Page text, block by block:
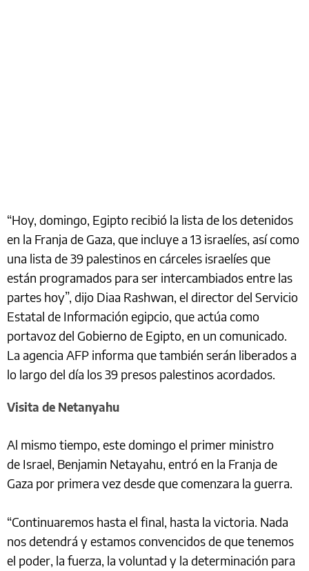
“Hoy, domingo, Egipto recibió la lista de los detenidos
en la Franja de Gaza, que incluye a 13 israelíes, así como
una lista de 39 palestinos en cárceles israelíes que
están programados para ser intercambiados entre las
partes hoy”, dijo Diaa Rashwan, el director del Servicio
Estatal de Información egipcio, que actúa como
portavoz del Gobierno de Egipto, en un comunicado.
La agencia AFP informa que también serán liberados a
lo largo del día los 39 presos palestinos acordados.
Visita de Netanyahu
Al mismo tiempo, este domingo el primer ministro
de Israel, Benjamin Netayahu, entró en la Franja de
Gaza por primera vez desde que comenzara la guerra.
“Continuaremos hasta el final, hasta la victoria. Nada
nos detendrá y estamos convencidos de que tenemos
el poder, la fuerza, la voluntad y la determinación para